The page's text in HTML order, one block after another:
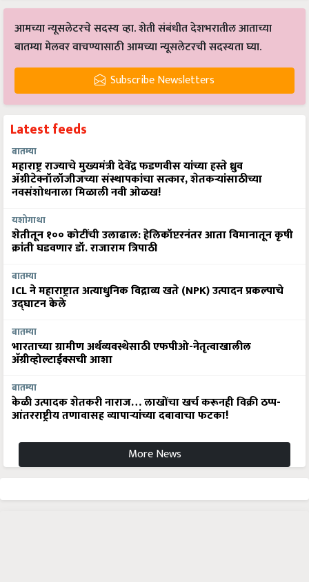
आमच्या न्यूसलेटरचे सदस्य व्हा. शेती संबंधीत देशभरातील आताच्या
बातम्या मेलवर वाचण्यासाठी आमच्या न्यूसलेटरची सदस्यता घ्या.
Subscribe Newsletters
Latest feeds
बातम्या
महाराष्ट्र राज्याचे मुख्यमंत्री देवेंद्र फडणवीस यांच्या हस्ते ध्रुव
ॲग्रीटेक्नॉलॉजीजच्या संस्थापकांचा सत्कार, शेतकऱ्यांसाठीच्या
नवसंशोधनाला मिळाली नवी ओळख!
यशोगाथा
शेतीतून १०० कोटींची उलाढाल: हेलिकॉप्टरनंतर आता विमानातून कृषी
क्रांती घडवणार डॉ. राजाराम त्रिपाठी
बातम्या
ICL ने महाराष्ट्रात अत्याधुनिक विद्राव्य खते (NPK) उत्पादन प्रकल्पाचे
उद्घाटन केले
बातम्या
भारताच्या ग्रामीण अर्थव्यवस्थेसाठी एफपीओ-नेतृत्वाखालील
अ‍ॅग्रीव्होल्टाईक्सची आशा
बातम्या
केळी उत्पादक शेतकरी नाराज… लाखोंचा खर्च करूनही विक्री ठप्प-
आंतरराष्ट्रीय तणावासह व्यापाऱ्यांच्या दबावाचा फटका!
More News